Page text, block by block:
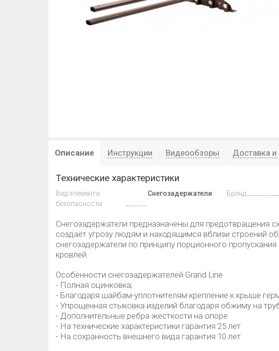
Описание Инструкции Видеообзоры Доставка и
Технические характеристики
Вид элемента
безопасности
Снегозадержатели Бренд
Снегозадержатели предназначены для предотвращения
создаёт угрозу людям и находящимся вблизи строений
снегозадержатели по принципу порционного
кровлей.
Особенности снегозадержателей Grand Line
- Полная оцинковка;
- Благодаря шайбам-уплотнителям крепление к крыше
- Упрощенная стыковка изделий благодаря обжиму на
- Дополнительные ребра жесткости на опоре
- На технические характеристики гарантия 25 лет
- На сохранность внешнего вида гарантия 10 лет